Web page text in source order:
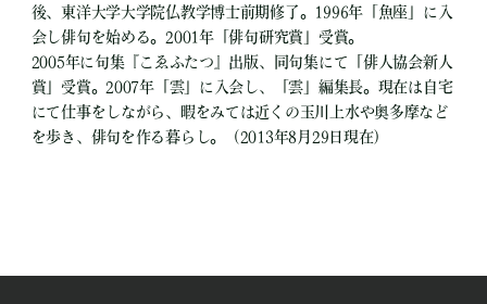
後、東洋大学大学院仏教学博士前期修了。1996年「魚座」に入
会し俳句を始める。2001年「俳句研究賞」受賞。
2005年に句集『こゑふたつ』出版、同句集にて「俳人協会新人
賞」受賞。2007年「雲」に入会し、「雲」編集長。現在は自宅
にて仕事をしながら、暇をみては近くの玉川上水や奥多摩など
を歩き、俳句を作る暮らし。（2013年8月29日現在）